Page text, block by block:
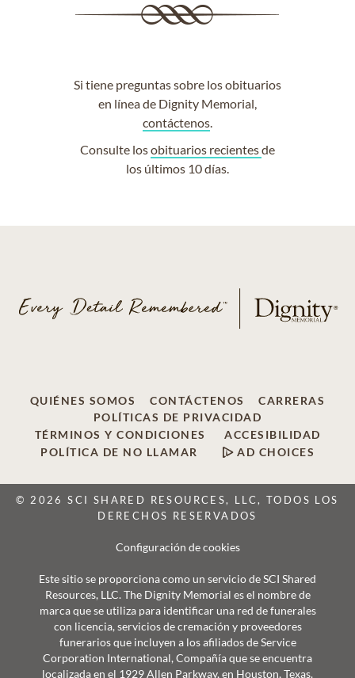
Si tiene preguntas sobre los obituarios
en línea de Dignity Memorial,
contáctenos.
Consulte losobituarios recientesde
los últimos 10 días.
QUIÉNES SOMOS CONTÁCTENOS
CARRERAS
POLÍTICAS DE PRIVACIDAD
TÉRMINOS Y CONDICIONES
ACCESIBILIDAD
POLÍTICA DE NO LLAMAR
AD CHOICES
© 2026 SCI SHARED RESOURCES, LLC, TODOS LOS
DERECHOS RESERVADOS
Configuración de cookies
Este sitio se proporciona como un servicio de SCI Shared
Resources, LLC. The Dignity Memorial es el nombre de
marca que se utiliza para identificar una red de funerales
con licencia, servicios de cremación y proveedores
funerarios que incluyen a los afiliados de Service
Corporation International, Compañía que se encuentra
localizada en el 1929 Allen Parkway, en Houston, Texas.